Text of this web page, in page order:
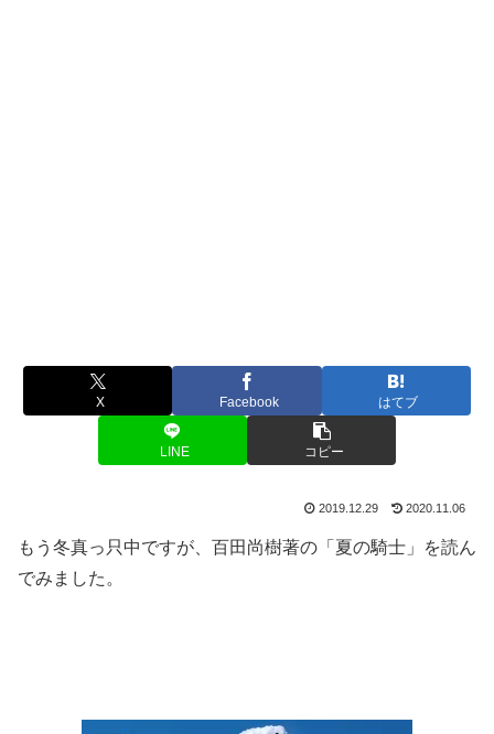
X Facebook はてブ
LINE コピー
2019.12.29 2020.11.06
もう冬真っ只中ですが、百田尚樹著の「夏の騎士」を読ん
でみました。